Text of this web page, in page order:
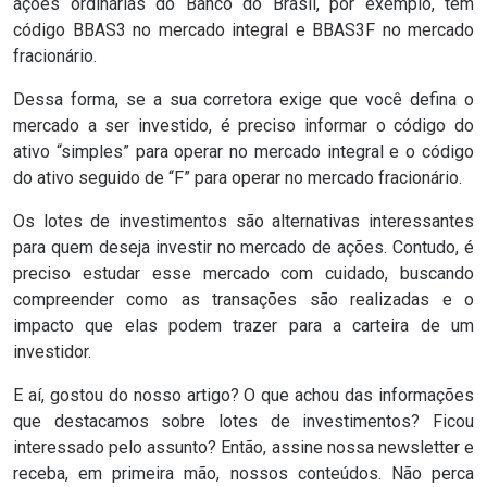
ações ordinárias do Banco do Brasil, por exemplo, têm
código BBAS3 no mercado integral e BBAS3F no mercado
fracionário.
Dessa forma, se a sua corretora exige que você defina o
mercado a ser investido, é preciso informar o código do
ativo “simples” para operar no mercado integral e o código
do ativo seguido de “F” para operar no mercado fracionário.
Os lotes de investimentos são alternativas interessantes
para quem deseja investir no mercado de ações. Contudo, é
preciso estudar esse mercado com cuidado, buscando
compreender como as transações são realizadas e o
impacto que elas podem trazer para a carteira de um
investidor.
E aí, gostou do nosso artigo? O que achou das informações
que destacamos sobre lotes de investimentos? Ficou
interessado pelo assunto? Então, assine nossa newsletter e
receba, em primeira mão, nossos conteúdos. Não perca